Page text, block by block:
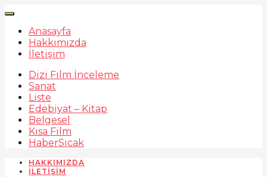
Anasayfa
Hakkımızda
İletişim
Dizi Film İnceleme
Sanat
Liste
Edebiyat – Kitap
Belgesel
Kısa Film
HaberSıcak
HAKKIMIZDA
İLETIŞIM